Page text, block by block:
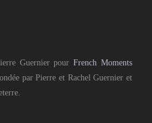
Guernier pourFrench Moments
par Pierre et Rachel Guernier et